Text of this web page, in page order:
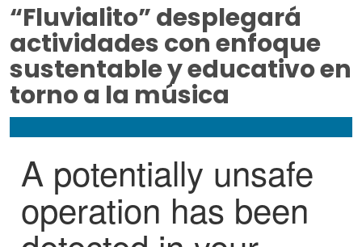
“Fluvialito” desplegará
actividades con enfoque
sustentable y educativo en
torno a la música